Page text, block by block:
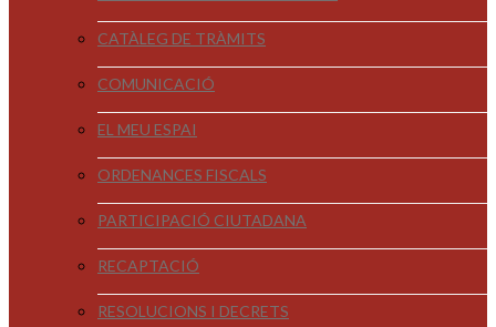
CATÀLEG DE TRÀMITS
COMUNICACIÓ
EL MEU ESPAI
ORDENANCES FISCALS
PARTICIPACIÓ CIUTADANA
RECAPTACIÓ
RESOLUCIONS I DECRETS